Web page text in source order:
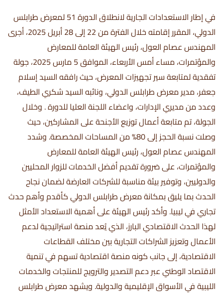
في إطار الاستعدادات الجارية لانطلاق الدورة 51 لمعرض طرابلس
الدولي، المقرر إقامته خلال الفترة من 22 إلى 28 أبريل 2025، أجرى
المهندس عصام العول، رئيس الهيئة العامة للمعارض
والمؤتمرات، مساء أمس الأربعاء، الموافق 5 مارس 2025، جولة
تفقدية لمتابعة سير تجهيزات المعرض، حيث رافقه السيد إسلام
جعفر، مدير معرض طرابلس الدولي، ونائبه السيد شكري الطيف،
وعدد من مديري الإدارات، واعضاء اللجنة العليا للدورة . وخلال
الجولة، تم متابعة أعمال توزيع الأجنحة على المشاركين، حيث
وصلت نسبة الحجز إلى 80% من المساحات المخصصة. وشدد
المهندس عصام العول، رئيس الهيئة العامة للمعارض
والمؤتمرات، على ضرورة تقديم أفضل الخدمات للزوار المحليين
والدوليين، وتوفير بيئة مناسبة للشركات العارضة لضمان نجاح
الحدث بما يليق بمكانة معرض طرابلس الدولي كأقدم وأهم حدث
تجاري في ليبيا. وأكد رئيس الهيئة على أهمية الاستعداد الأمثل
لهذا الحدث الاقتصادي البارز، الذي يُعد منصة استراتيجية لدعم
الأعمال وتعزيز الشراكات التجارية بين مختلف القطاعات
الاقتصادية، إلى جانب كونه منصة اقتصادية تسهم في تنمية
الاقتصاد الوطني عبر دعم التصدير والترويج للمنتجات والخدمات
الليبية في الأسواق الإقليمية والدولية. ويشهد معرض طرابلس